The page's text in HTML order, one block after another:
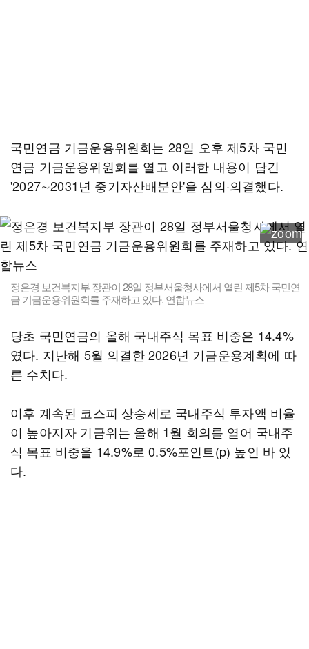
국민연금 기금운용위원회는 28일 오후 제5차 국민
연금 기금운용위원회를 열고 이러한 내용이 담긴
'2027∼2031년 중기자산배분안'을 심의·의결했다.
정은경 보건복지부 장관이 28일 정부서울청사에서 열린 제5차 국민연
금 기금운용위원회를 주재하고 있다. 연합뉴스
당초 국민연금의 올해 국내주식 목표 비중은 14.4%
였다. 지난해 5월 의결한 2026년 기금운용계획에 따
른 수치다.
이후 계속된 코스피 상승세로 국내주식 투자액 비율
이 높아지자 기금위는 올해 1월 회의를 열어 국내주
식 목표 비중을 14.9%로 0.5%포인트(p) 높인 바 있
다.